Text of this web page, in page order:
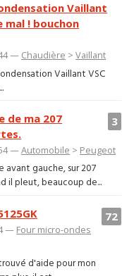
Vaillant
mal ! bouchon
— Chaudière >Vaillant
Vaillant VSC
3
de ma 207
—Automobile > Peugeot
avant gauche, sur 207
il pleut, beaucoup de...
72
— Four micro-ondes
d'aide pour mon